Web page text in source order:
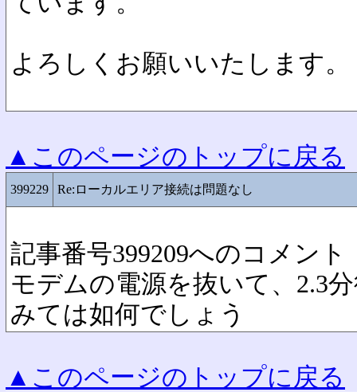
よろしくお願いいたします。
▲このページのトップに戻る
399229 Re:ローカルエリア接続は問題なし
記事番号399209へのコメント
モデムの電源を抜いて、2.3
みては如何でしょう
▲このページのトップに戻る